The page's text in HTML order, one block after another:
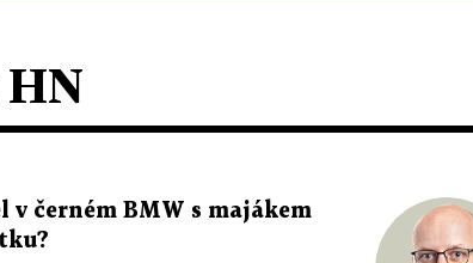
v černém BMW s majákem